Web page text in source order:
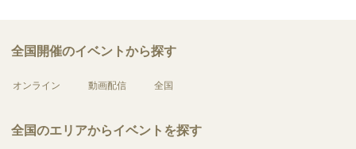
全国開催のイベントから探す
オンライン 動画配信 全国
全国のエリアからイベントを探す